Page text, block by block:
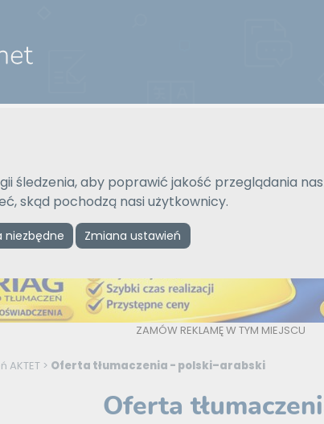
śledzenia, aby poprawić jakość przeglądania
skąd pochodzą nasi użytkownicy.
niezbędne Zmiana ustawień
ZAMÓW REKLAMĘ W TYM MIEJSCU
AKTET> Oferta tłumaczenia - polski–arabski
Oferta